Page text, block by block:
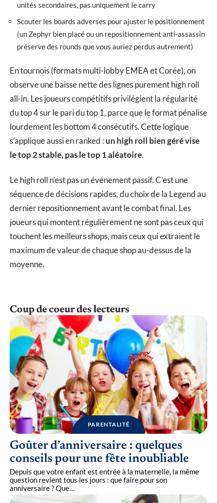
unités secondaires, pas uniquement le carry
Scouter les boards adverses pour ajuster le positionnement
(un Zephyr bien placé ou un repositionnement anti-assassin
préserve des rounds que vous auriez perdus autrement)
En tournois (formats multi-lobby EMEA et Corée), on
observe une baisse nette des lignes purement high roll
all-in. Les joueurs compétitifs privilégient la régularité
du top 4 sur le pari du top 1, parce que le format pénalise
lourdement les bottom 4 consécutifs. Cette logique
s’applique aussi en ranked : un high roll bien géré vise
le top 2 stable, pas le top 1 aléatoire.
Le high roll n’est pas un événement passif. C’est une
séquence de décisions rapides, du choix de la Legend au
dernier repositionnement avant le combat final. Les
joueurs qui montent régulièrement ne sont pas ceux qui
touchent les meilleurs shops, mais ceux qui extraient le
maximum de valeur de chaque shop au-dessus de la
moyenne.
Coup de coeur des lecteurs
PARENTALITÉ
Goûter d’anniversaire : quelques
conseils pour une fête inoubliable
Depuis que votre enfant est entrée à la maternelle, la même
question revient tous les jours : que faire pour son
anniversaire ? Que…